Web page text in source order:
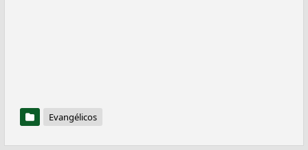
Evangélicos